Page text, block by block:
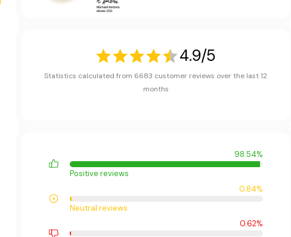
4.9/5
Statistics calculated from 6683 customer reviews over the last 12
months
98.54%
Positive reviews
0.84%
Neutral reviews
0.62%